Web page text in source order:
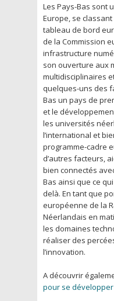
Les Pays-Bas sont
Europe, se
tableau de bord
de la Commission
infrastructure
son ouverture aux
multidisciplinaires
quelques-uns des
Bas un pays de
et le
les universités
l’international et
programme-cadre
d’autres facteurs,
bien connectés
Bas ainsi que ce
delà. En tant que
européenne de la
Néerlandais en
les domaines
réaliser des
l’innovation.
A découvrir
pour se développer